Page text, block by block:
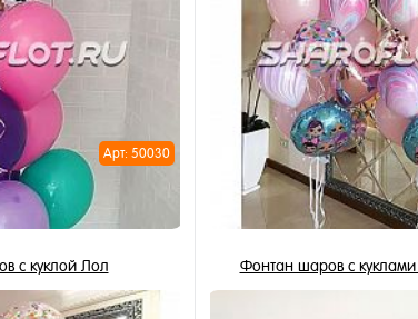
Арт: 50030
с куклой Лол Фонтан шаров с